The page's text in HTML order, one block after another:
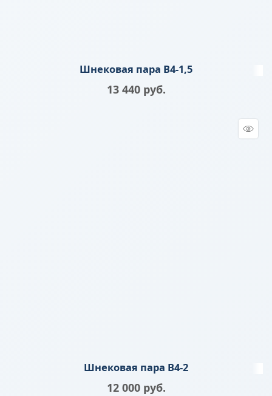
Шнековая пара B4-1,5
13 440 руб.
Шнековая пара B4-2
12 000 руб.